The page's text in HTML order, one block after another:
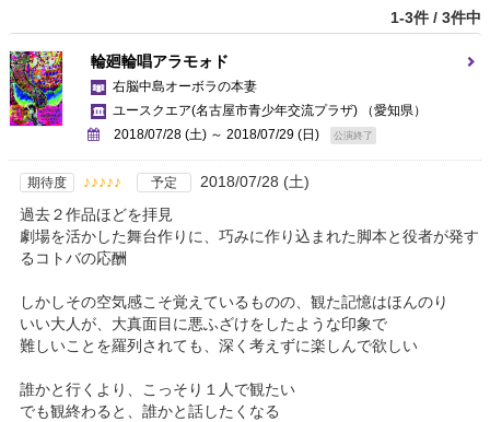
t
1-3件 / 3件中
輪廻輪唱アラモォド
右脳中島オーボラの本妻
ユースクエア(名古屋市青少年交流プラザ)
（愛知県）
2018/07/28 (土) ～ 2018/07/29 (日)
公演終了
期待度 ♪♪♪♪♪ 予定
2018/07/28 (土)
過去２作品ほどを拝見
劇場を活かした舞台作りに、巧みに作り込まれた脚本と役者が発す
るコトバの応酬
しかしその空気感こそ覚えているものの、観た記憶はほんのり
いい大人が、大真面目に悪ふざけをしたような印象で
難しいことを羅列されても、深く考えずに楽しんで欲しい
誰かと行くより、こっそり１人で観たい
でも観終わると、誰かと話したくなる